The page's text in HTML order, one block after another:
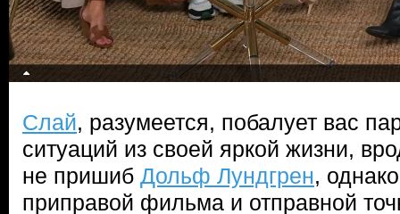
Слай, разумеется, побалует вас
ситуаций из своей яркой жизни,
не пришиб Дольф Лундгрен,
приправой фильма и отправной